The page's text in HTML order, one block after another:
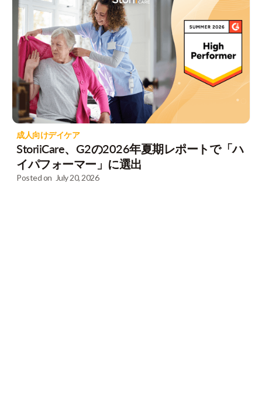
成人向けデイケア
StoriiCare、G2の2026年夏期レポートで「ハ
イパフォーマー」に選出
Posted on July 20, 2026